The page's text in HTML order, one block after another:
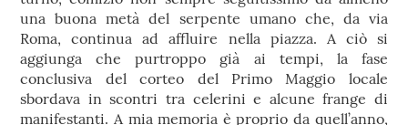
una buona metà del serpente umano che, da via
Roma, continua ad affluire nella piazza. A ciò si
aggiunga che purtroppo già ai tempi, la fase
conclusiva del corteo del Primo Maggio locale
sbordava in scontri tra celerini e alcune frange di
manifestanti. A mia memoria è proprio da quell’anno,